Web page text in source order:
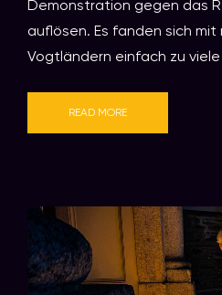
Demonstration gegen das
auflösen. Es fanden sich mit
Vogtländern einfach zu viele
READ MORE